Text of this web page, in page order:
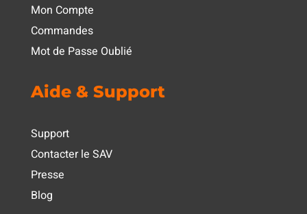
Mon Compte
Commandes
Mot de Passe Oublié
Aide & Support
Support
Contacter le SAV
Presse
Blog